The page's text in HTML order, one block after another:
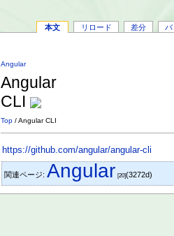
本文 リロード 差分 バ
Angular
Angular
CLI
Top / Angular CLI
https://github.com/angular/angular-cli
関連ページ:Angular [20](3272d)